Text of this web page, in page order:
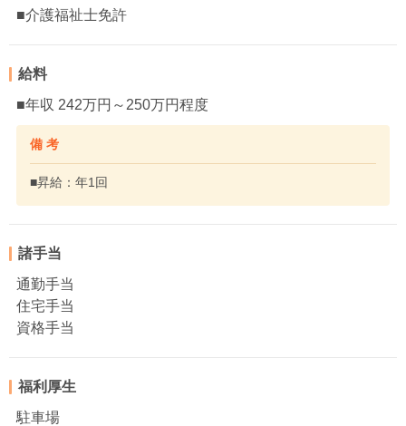
■介護福祉士免許
給料
■年収 242万円～250万円程度
備 考
■昇給：年1回
諸手当
通勤手当
住宅手当
資格手当
福利厚生
駐車場